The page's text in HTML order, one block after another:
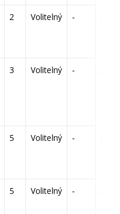
2 Volitelný -
3 Volitelný -
5 Volitelný -
5 Volitelný -